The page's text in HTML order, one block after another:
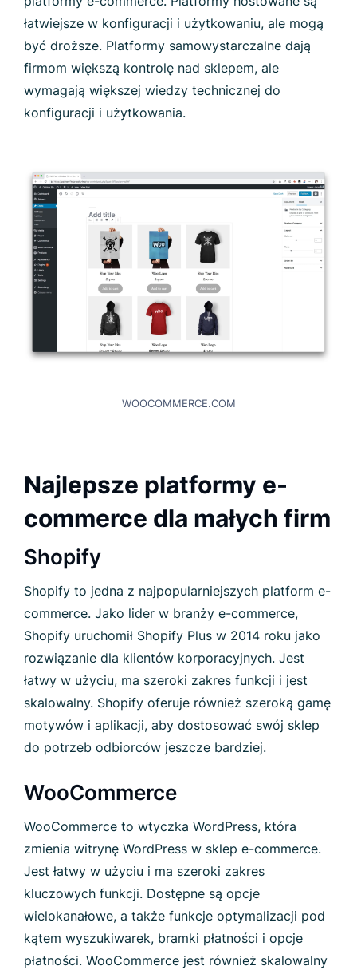
łatwiejsze w konfiguracji i użytkowaniu, ale mogą
być droższe. Platformy samowystarczalne dają
firmom większą kontrolę nad sklepem, ale
wymagają większej wiedzy technicznej do
konfiguracji i użytkowania.
WOOCOMMERCE.COM
Najlepsze platformy e-
commerce dla małych firm
Shopify
Shopify to jedna z najpopularniejszych platform e-
commerce. Jako lider w branży e-commerce,
Shopify uruchomił Shopify Plus w 2014 roku jako
rozwiązanie dla klientów korporacyjnych. Jest
łatwy w użyciu, ma szeroki zakres funkcji i jest
skalowalny. Shopify oferuje również szeroką gamę
motywów i aplikacji, aby dostosować swój sklep
do potrzeb odbiorców jeszcze bardziej.
WooCommerce
WooCommerce to wtyczka WordPress, która
zmienia witrynę WordPress w sklep e-commerce.
Jest łatwy w użyciu i ma szeroki zakres
kluczowych funkcji. Dostępne są opcje
wielokanałowe, a także funkcje optymalizacji pod
kątem wyszukiwarek, bramki płatności i opcje
płatności. WooCommerce jest również skalowalny